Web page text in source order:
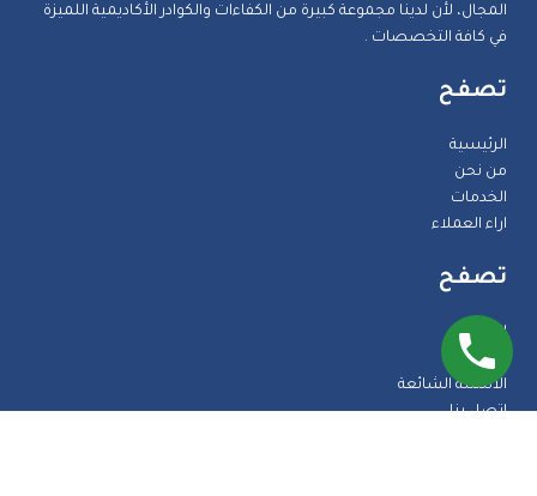
المجال، لأن لدينا مجموعة كبيرة من الكفاءات والكوادر الأكاديمية اللميزة
في كافة التخصصات .
تصفح
الرئيسية
من نحن
الخدمات
اراء العملاء
تصفح
المدونة
الضمانات
الاسئلة الشائعة
اتصل بنا